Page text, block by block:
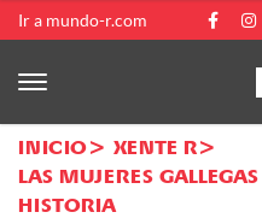
Ir a mundo-r.com
INICIO
XENTE R
LAS MUJERES
HISTORIA